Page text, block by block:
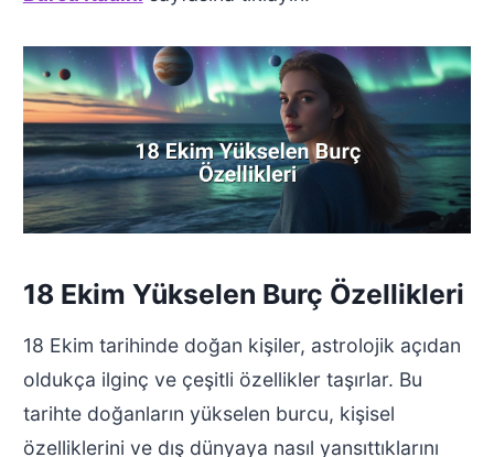
18 Ekim Yükselen Burç Özellikleri
18 Ekim tarihinde doğan kişiler, astrolojik açıdan
oldukça ilginç ve çeşitli özellikler taşırlar. Bu
tarihte doğanların yükselen burcu, kişisel
özelliklerini ve dış dünyaya nasıl yansıttıklarını